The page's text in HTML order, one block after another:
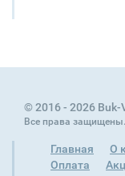
© 2016 - 2026 Buk-
Все права защищены.
Главная О
Оплата